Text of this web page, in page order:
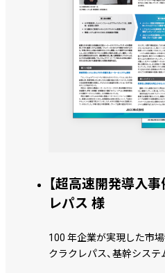
【超高速開発導入
レパス 様
100 年企業が実現した市
クラクレパス、基幹シス